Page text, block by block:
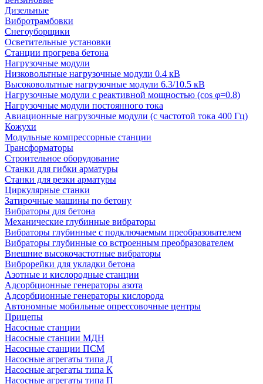
Дизельные
Вибротрамбовки
Снегоуборщики
Осветительные установки
Станции прогрева бетона
Нагрузочные модули
Низковольтные нагрузочные модули 0.4 кВ
Высоковольтные нагрузочные модули 6.3/10.5 кВ
Нагрузочные модули с реактивной мощностью (cos φ=0.8)
Нагрузочные модули постоянного тока
Авиационные нагрузочные модули (с частотой тока 400 Гц)
Кожухи
Модульные компрессорные станции
Трансформаторы
Строительное оборудование
Станки для гибки арматуры
Станки для резки арматуры
Циркулярные станки
Затирочные машины по бетону
Вибраторы для бетона
Механические глубинные вибраторы
Вибраторы глубинные с подключаемым преобразователем
Вибраторы глубинные со встроенным преобразователем
Внешние высокочастотные вибраторы
Виброрейки для укладки бетона
Азотные и кислородные станции
Адсорбционные генераторы азота
Адсорбционные генераторы кислорода
Автономные мобильные опрессовочные центры
Прицепы
Насосные станции
Насосные станции МДН
Насосные станции ПСМ
Насосные агрегаты типа Д
Насосные агрегаты типа К
Насосные агрегаты типа П